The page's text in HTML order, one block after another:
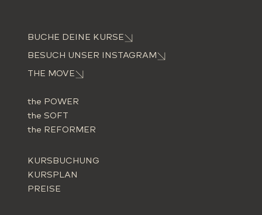
the POWER
the SOFT
the REFORMER
KURSBUCHUNG
KURSPLAN
PREISE
BUCHE DEINE KURSE
BESUCH UNSER INSTAGRAM
THE MOVE